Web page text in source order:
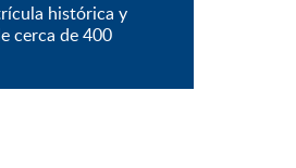
histórica y
cerca de 400